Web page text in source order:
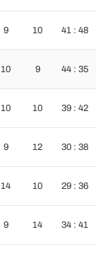
9 10 41 : 48
10 9 44 : 35
10 10 39 : 42
9 12 30 : 38
14 10 29 : 36
9 14 34 : 41